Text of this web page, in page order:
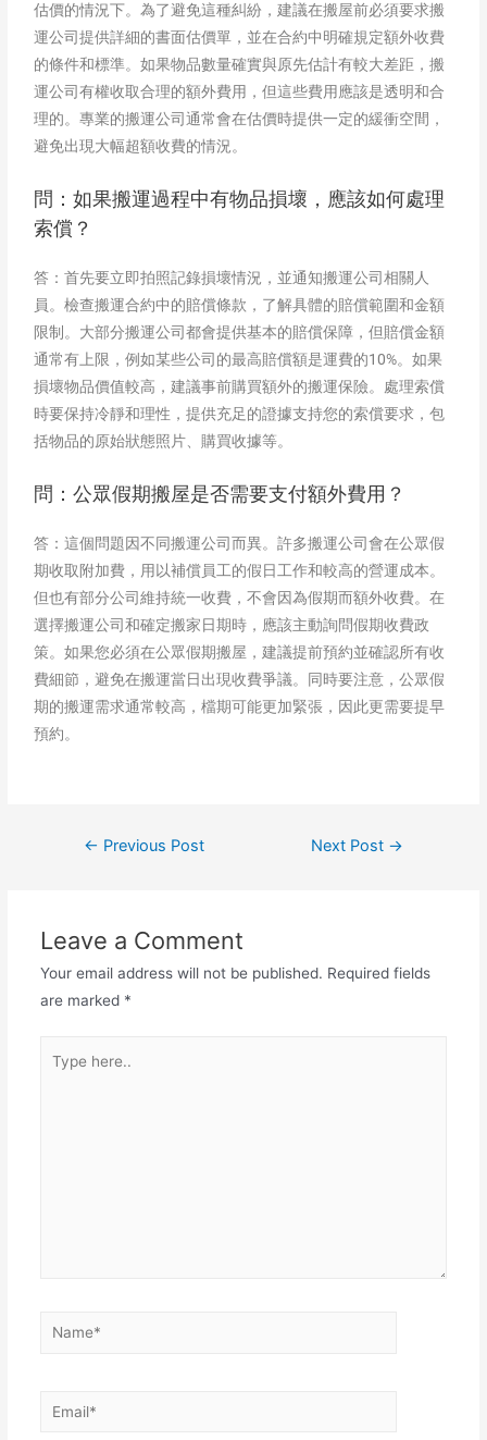
估價的情況下。為了避免這種糾紛，建議在搬屋前必須要求搬
運公司提供詳細的書面估價單，並在合約中明確規定額外收費
的條件和標準。如果物品數量確實與原先估計有較大差距，搬
運公司有權收取合理的額外費用，但這些費用應該是透明和合
理的。專業的搬運公司通常會在估價時提供一定的緩衝空間，
避免出現大幅超額收費的情況。
問：如果搬運過程中有物品損壞，應該如何處理
索償？
答：首先要立即拍照記錄損壞情況，並通知搬運公司相關人
員。檢查搬運合約中的賠償條款，了解具體的賠償範圍和金額
限制。大部分搬運公司都會提供基本的賠償保障，但賠償金額
通常有上限，例如某些公司的最高賠償額是運費的10%。如果
損壞物品價值較高，建議事前購買額外的搬運保險。處理索償
時要保持冷靜和理性，提供充足的證據支持您的索償要求，包
括物品的原始狀態照片、購買收據等。
問：公眾假期搬屋是否需要支付額外費用？
答：這個問題因不同搬運公司而異。許多搬運公司會在公眾假
期收取附加費，用以補償員工的假日工作和較高的營運成本。
但也有部分公司維持統一收費，不會因為假期而額外收費。在
選擇搬運公司和確定搬家日期時，應該主動詢問假期收費政
策。如果您必須在公眾假期搬屋，建議提前預約並確認所有收
費細節，避免在搬運當日出現收費爭議。同時要注意，公眾假
期的搬運需求通常較高，檔期可能更加緊張，因此更需要提早
預約。
← Previous Post Next Post →
Leave a Comment
Your email address will not be published. Required fields
are marked *